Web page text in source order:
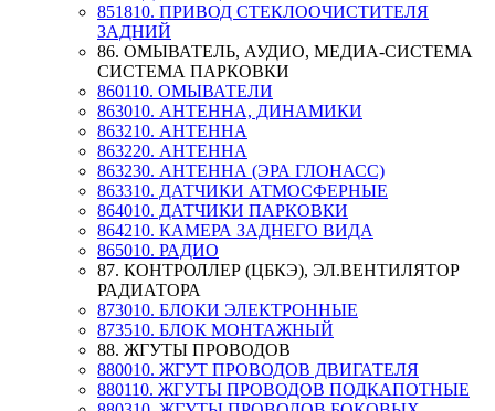
851810. ПРИВОД СТЕКЛООЧИСТИТЕЛЯ
ЗАДНИЙ
86. ОМЫВАТЕЛЬ, АУДИО, МЕДИА-СИСТЕМА
СИСТЕМА ПАРКОВКИ
860110. ОМЫВАТЕЛИ
863010. АНТЕННА, ДИНАМИКИ
863210. АНТЕННА
863220. АНТЕННА
863230. АНТЕННА (ЭРА ГЛОНАСС)
863310. ДАТЧИКИ АТМОСФЕРНЫЕ
864010. ДАТЧИКИ ПАРКОВКИ
864210. КАМЕРА ЗАДНЕГО ВИДА
865010. РАДИО
87. КОНТРОЛЛЕР (ЦБКЭ), ЭЛ.ВЕНТИЛЯТОР
РАДИАТОРА
873010. БЛОКИ ЭЛЕКТРОННЫЕ
873510. БЛОК МОНТАЖНЫЙ
88. ЖГУТЫ ПРОВОДОВ
880010. ЖГУТ ПРОВОДОВ ДВИГАТЕЛЯ
880110. ЖГУТЫ ПРОВОДОВ ПОДКАПОТНЫЕ